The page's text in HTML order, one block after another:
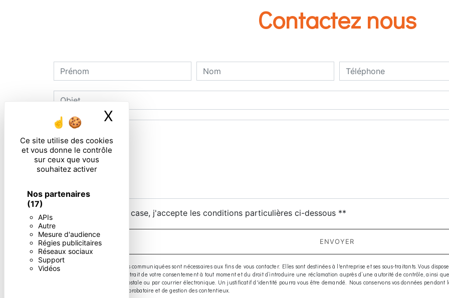
Ce site utilise des cookies
et vous donne le contrôle
sur ceux que vous
souhaitez activer
Nos partenaires
(17)
APIs
Autre
Mesure d'audience
Régies publicitaires
Réseaux sociaux
Support
Vidéos
X Masquer le bandeau des cookies
Contactez nous
En cochant cette case, j'accepte les conditions particulières ci-dessous **
ENVOYER
** Les données personnelles communiquées sont nécessaires aux fins de vous contacter. Elles sont destinées à l'entreprise et ses sous-traitants. Vous
limitation, d’opposition, de retrait de votre consentement à tout moment et du droit d’introduire une réclamation auprès d’une autorité de contrôle, ainsi
exercer ces droits par voie postale ou par courrier électronique. Un justificatif d'identité pourra vous être demandé. Nous conservons vos données
prescription légale aux fins probatoire et de gestion des contentieux.